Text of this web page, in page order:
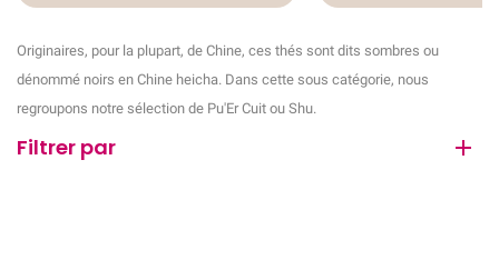
Originaires, pour la plupart, de Chine, ces thés sont dits sombres ou
dénommé noirs en Chine heicha. Dans cette sous catégorie, nous
regroupons notre sélection de Pu'Er Cuit ou Shu.
Filtrer par